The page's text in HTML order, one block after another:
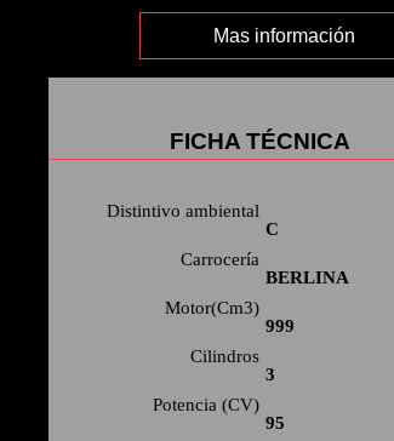
Mas información
FICHA TÉCNICA
Distintivo ambiental
Carrocería
Motor(Cm3)
Cilindros
Potencia (CV)
C
BERLINA
999
3
95